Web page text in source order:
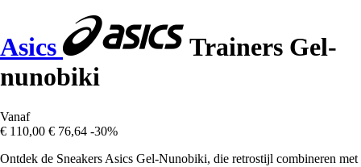
Asics
Trainers Gel-
nunobiki
Vanaf
€ 110,00 € 76,64 -30%
Ontdek de Sneakers Asics Gel-Nunobiki, die retrostijl combineren met